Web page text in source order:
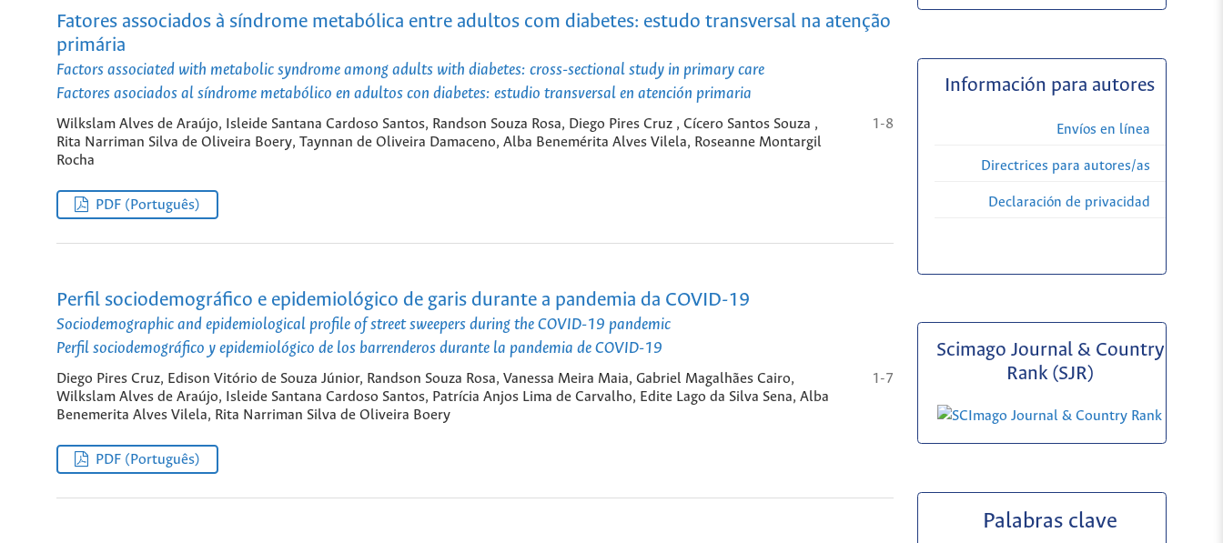
Fatores associados à síndrome metabólica entre adultos com diabetes: estudo transversal na atenção
primária
Factors associated with metabolic syndrome among adults with diabetes: cross-sectional study in primary care
Factores asociados al síndrome metabólico en adultos con diabetes: estudio transversal en atención primaria
Wilkslam Alves de Araújo, Isleide Santana Cardoso Santos, Randson Souza Rosa, Diego Pires Cruz , Cícero Santos Souza ,
Rita Narriman Silva de Oliveira Boery, Taynnan de Oliveira Damaceno, Alba Benemérita Alves Vilela, Roseanne Montargil
Rocha
1-8
PDF (Português)
Perfil sociodemográfico e epidemiológico de garis durante a pandemia da COVID-19
Sociodemographic and epidemiological profile of street sweepers during the COVID-19 pandemic
Perfil sociodemográfico y epidemiológico de los barrenderos durante la pandemia de COVID-19
Diego Pires Cruz, Edison Vitório de Souza Júnior, Randson Souza Rosa, Vanessa Meira Maia, Gabriel Magalhães Cairo,
Wilkslam Alves de Araújo, Isleide Santana Cardoso Santos, Patrícia Anjos Lima de Carvalho, Edite Lago da Silva Sena, Alba
Benemerita Alves Vilela, Rita Narriman Silva de Oliveira Boery
1-7
PDF (Português)
Información para autores
Envíos en línea
Directrices para autores/as
Declaración de privacidad
Scimago Journal & Country
Rank (SJR)
Palabras clave